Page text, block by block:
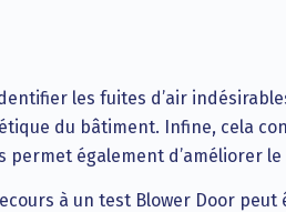
les fuites d’air
du bâtiment. Infine, cela
également d’améliorer
à un test Blower Door